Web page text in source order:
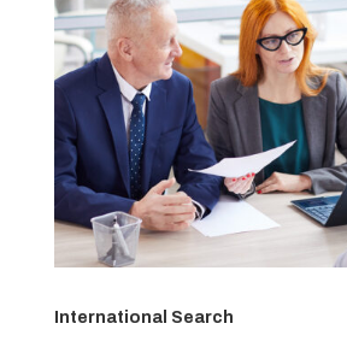
International Search